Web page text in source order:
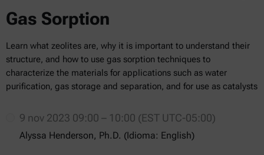
Gas Sorption
Learn what zeolites are, why it is important to understand their
structure, and how to use gas sorption techniques to
characterize the materials for applications such as water
purification, gas storage and separation, and for use as catalysts
9 nov 2023 09:00 – 10:00 (EST UTC-05:00)
Alyssa Henderson, Ph.D. (Idioma: English)